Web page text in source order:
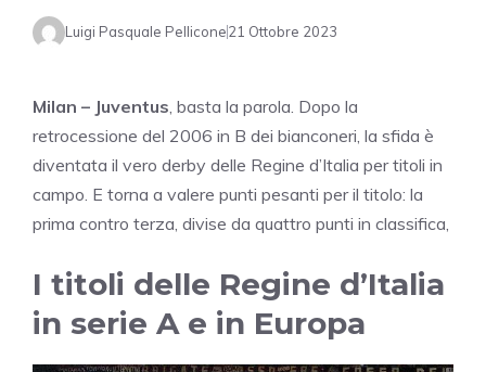
Luigi Pasquale Pellicone21 Ottobre 2023
Milan – Juventus , basta la parola. Dopo la
retrocessione del 2006 in B dei bianconeri, la sfida è
diventata il vero derby delle Regine d’Italia per titoli in
campo. E torna a valere punti pesanti per il titolo: la
prima contro terza, divise da quattro punti in classifica,
I titoli delle Regine d’Italia
in serie A e in Europa